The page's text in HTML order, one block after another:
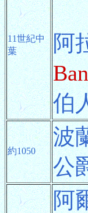
11世紀中
葉
阿
伯
約1050
波
公
阿